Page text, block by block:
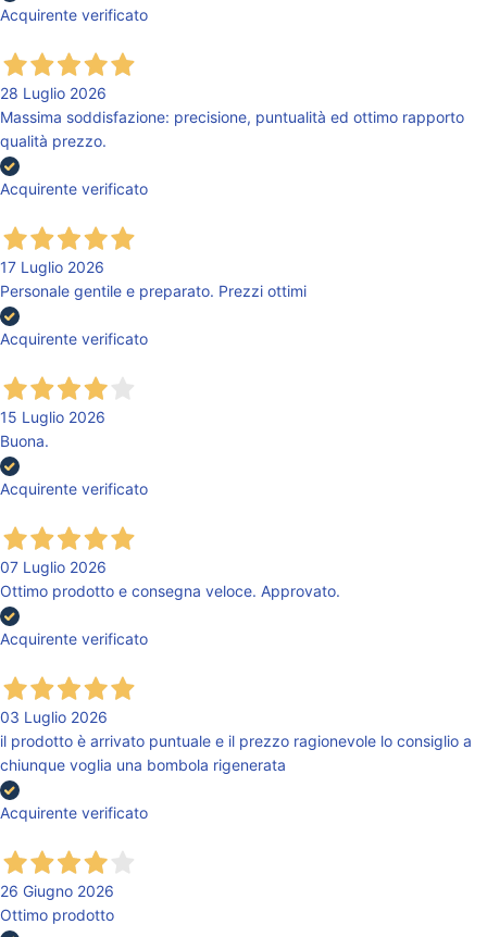
Acquirente verificato
28 Luglio 2026
Massima soddisfazione: precisione, puntualità ed ottimo rapporto
qualità prezzo.
Acquirente verificato
17 Luglio 2026
Personale gentile e preparato. Prezzi ottimi
Acquirente verificato
15 Luglio 2026
Buona.
Acquirente verificato
07 Luglio 2026
Ottimo prodotto e consegna veloce. Approvato.
Acquirente verificato
03 Luglio 2026
il prodotto è arrivato puntuale e il prezzo ragionevole lo consiglio a
chiunque voglia una bombola rigenerata
Acquirente verificato
26 Giugno 2026
Ottimo prodotto